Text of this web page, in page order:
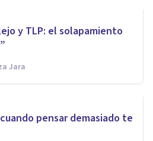
y TLP: el solapamiento
Jara
pensar demasiado te